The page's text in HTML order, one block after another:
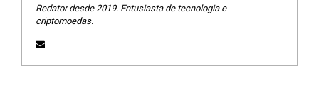
Redator desde 2019. Entusiasta de tecnologia e
criptomoedas.